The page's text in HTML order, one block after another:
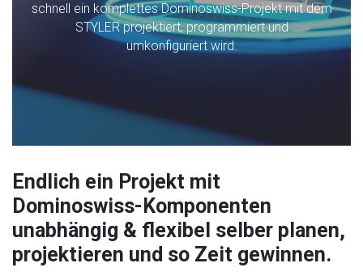
schnell ein komplettes Dominoswiss-Projekt mit dem
STYLER projektiert, programmiert und
umkonfiguriert wird.
Endlich ein Projekt mit
Dominoswiss-Komponenten
unabhängig & flexibel selber planen,
projektieren und so Zeit gewinnen.